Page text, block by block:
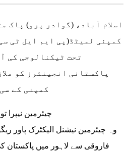
اسلام آباد، (گوادر پرو) پاک
کمپنی لمیٹڈ(پی ایم ایل ٹی
تحت ٹیکنالوجی کی
پاکستانی انجینئرز کو
کمپنی کے
چیئرمین
وہ چیئرمین نیشنل الیکٹرک پاور
فاروقی سے لاہور میں پاکستان